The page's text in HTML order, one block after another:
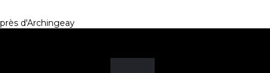
près d'Archingeay